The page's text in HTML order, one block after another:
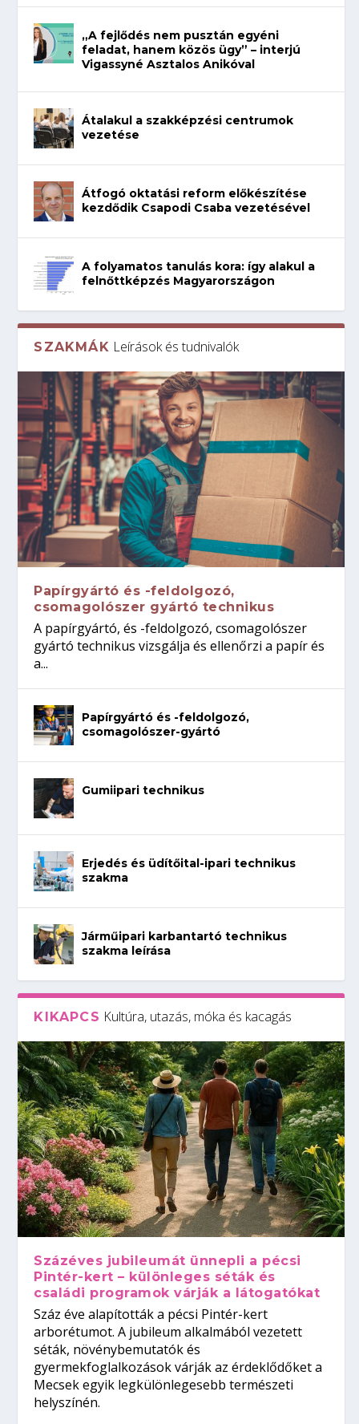
„A fejlődés nem pusztán egyéni
feladat, hanem közös ügy” – interjú
Vigassyné Asztalos Anikóval
Átalakul a szakképzési centrumok
vezetése
Átfogó oktatási reform előkészítése
kezdődik Csapodi Csaba vezetésével
A folyamatos tanulás kora: így alakul a
felnőttképzés Magyarországon
SZAKMÁK Leírások és tudnivalók
Papírgyártó és -feldolgozó,
csomagolószer gyártó technikus
A papírgyártó, és -feldolgozó, csomagolószer
gyártó technikus vizsgálja és ellenőrzi a papír és
a...
Papírgyártó és -feldolgozó,
csomagolószer-gyártó
Gumiipari technikus
Erjedés és üdítőital-ipari technikus
szakma
Járműipari karbantartó technikus
szakma leírása
KIKAPCS Kultúra, utazás, móka és kacagás
Százéves jubileumát ünnepli a pécsi
Pintér-kert – különleges séták és
családi programok várják a látogatókat
Száz éve alapították a pécsi Pintér-kert
arborétumot. A jubileum alkalmából vezetett
séták, növénybemutatók és
gyermekfoglalkozások várják az érdeklődőket a
Mecsek egyik legkülönlegesebb természeti
helyszínén.